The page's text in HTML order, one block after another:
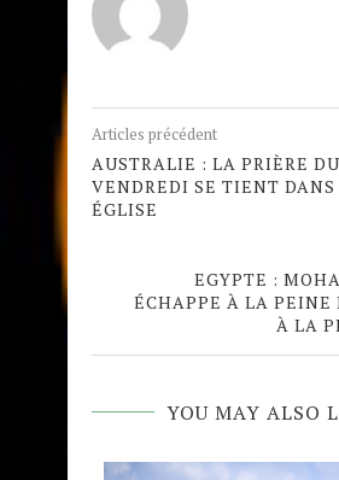
Articles précédent
AUSTRALIE : LA PRIÈRE DU
VENDREDI SE TIENT DANS
ÉGLISE
EGYPTE :
ÉCHAPPE À LA PEINE
À LA
YOU MAY ALSO